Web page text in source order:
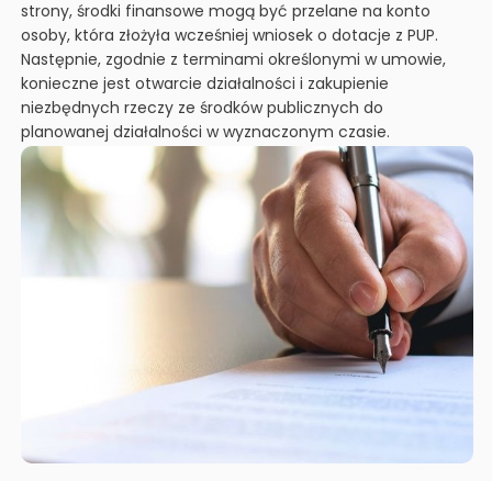
strony, środki finansowe mogą być przelane na konto
osoby, która złożyła wcześniej wniosek o dotacje z PUP.
Następnie, zgodnie z terminami określonymi w umowie,
konieczne jest otwarcie działalności i zakupienie
niezbędnych rzeczy ze środków publicznych do
planowanej działalności w wyznaczonym czasie.